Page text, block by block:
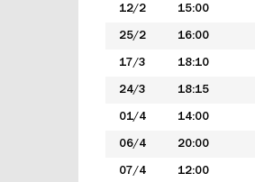
12/2 15:00
25/2 16:00
17/3 18:10
24/3 18:15
01/4 14:00
06/4 20:00
07/4 12:00